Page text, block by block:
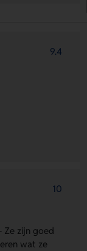
9.4
10
Ze zijn goed
wat ze